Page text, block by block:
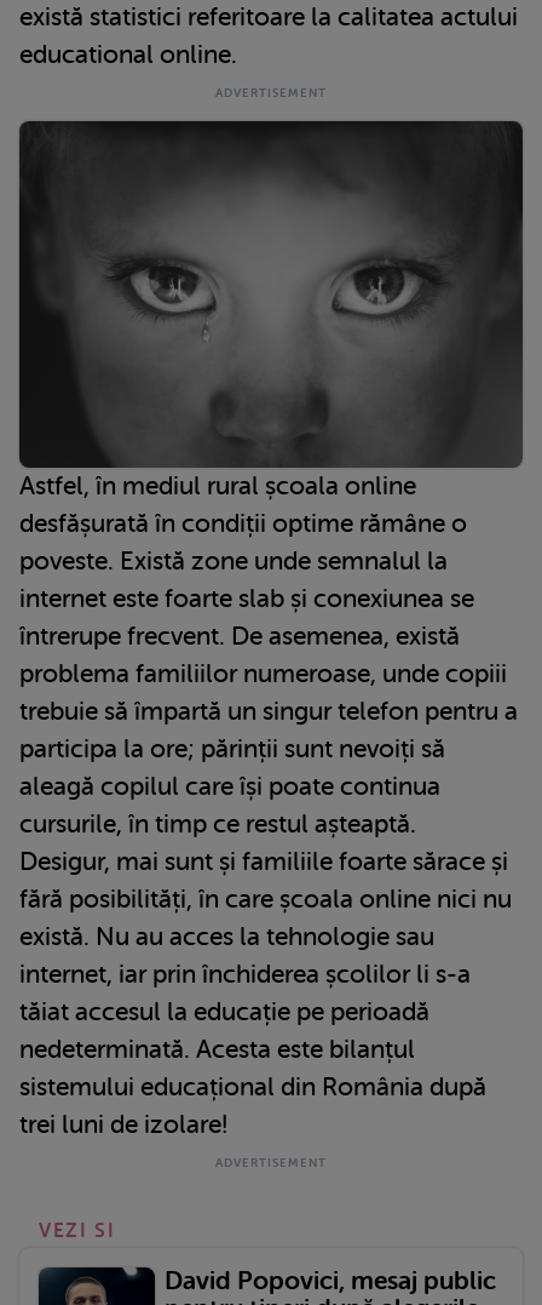
există statistici referitoare la calitatea actului
educational online.
Astfel, în mediul rural școala online
desfășurată în condiții optime rămâne o
poveste. Există zone unde semnalul la
internet este foarte slab și conexiunea se
întrerupe frecvent. De asemenea, există
problema familiilor numeroase, unde copiii
trebuie să împartă un singur telefon pentru a
participa la ore; părinții sunt nevoiți să
aleagă copilul care își poate continua
cursurile, în timp ce restul așteaptă.
Desigur, mai sunt și familiile foarte sărace și
fără posibilități, în care școala online nici nu
există. Nu au acces la tehnologie sau
internet, iar prin închiderea școlilor li s-a
tăiat accesul la educație pe perioadă
nedeterminată. Acesta este bilanțul
sistemului educațional din România după
trei luni de izolare!
VEZI SI
David Popovici, mesaj public